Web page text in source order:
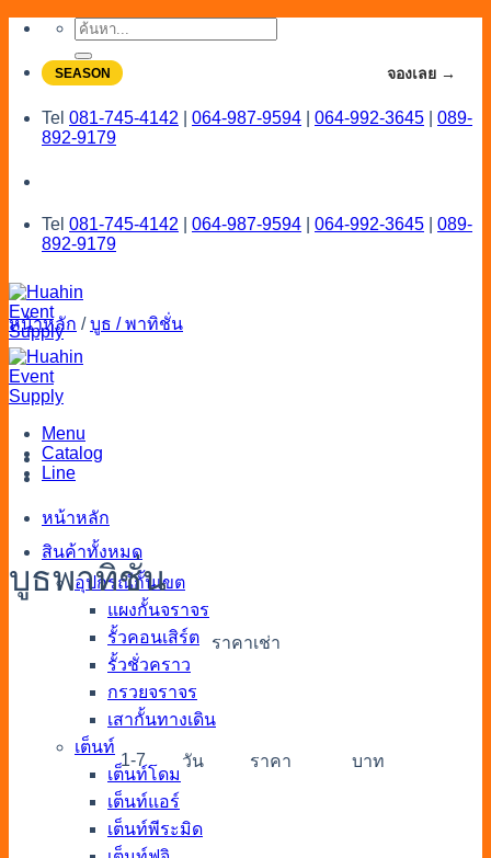
Skip
content
ค้นหา:
SEASON จองเลย →
Tel 081-745-4142 064-987-9594 064-992-3645
089-
892-9179
Tel 081-745-4142 064-987-9594 064-992-3645
089-
892-9179
Menu
Catalog
Line
หน้าหลัก
สินค้าทั้งหมด
อุปกรณ์กั้นเขต
แผงกั้นจราจร
รั้วคอนเสิร์ต
รั้วชั่วคราว
กรวยจราจร
เสากั้นทางเดิน
เต็นท์
เต็นท์โดม
เต็นท์แอร์
เต็นท์พีระมิด
หน้าหลัก / บูธ / พาทิชั่น
บูธพาทิชั่น
ราคาเช่า
1-7 วัน ราคา บาท